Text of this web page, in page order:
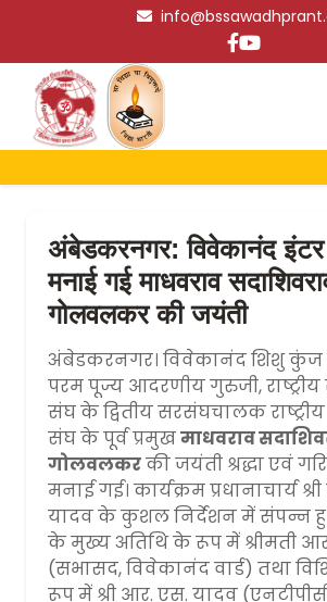
अंबेडकरनगर: विवेकानंद
मनाई गई माधवराव
गोलवलकर की जयंती
अंबेडकरनगर। विवेकानंद शिशु
परम पूज्य आदरणीय गुरुजी,
संघ के द्वितीय सरसंघचालक
संघ के पूर्व प्रमुखमाधवराव
गोलवलकरकी जयंती श्रद्धा एवं
मनाई गई। कार्यक्रम प्रधानाचार्य
यादव के कुशल निर्देशन में संपन्न
के मुख्य अतिथि के रूप में श्रीमती
(सभासद, विवेकानंद वार्ड) तथा
रूप में श्री आर. एस. यादव